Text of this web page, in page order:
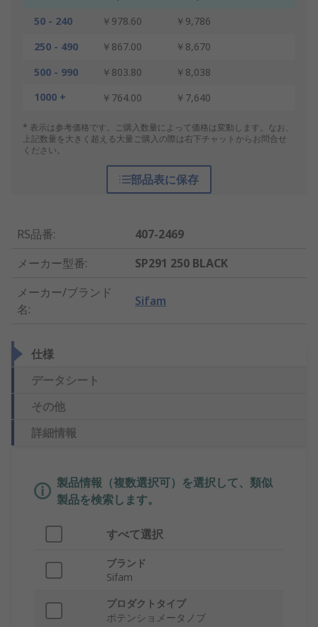
50 - 240
￥978.60
￥9,786
250 - 490
￥867.00
￥8,670
500 - 990
￥803.80
￥8,038
1000 +
￥764.00 ￥7,640
* 表示は参考価格です。ご購入数量によって価格は変動します。なお、
上記数量を大きく超える大量ご購入の際は右下チャットからお問合せ
ください。
部品表に保存
RS品番:
407-2469
メーカー型番:
SP291 250 BLACK
メーカー/ブランド
名:
Sifam
仕様
データシート
その他
詳細情報
製品情報（複数選択可）を選択して、類似
製品を検索します。
すべて選択
ブランド
Sifam
プロダクトタイプ
ポテンショメータノブ